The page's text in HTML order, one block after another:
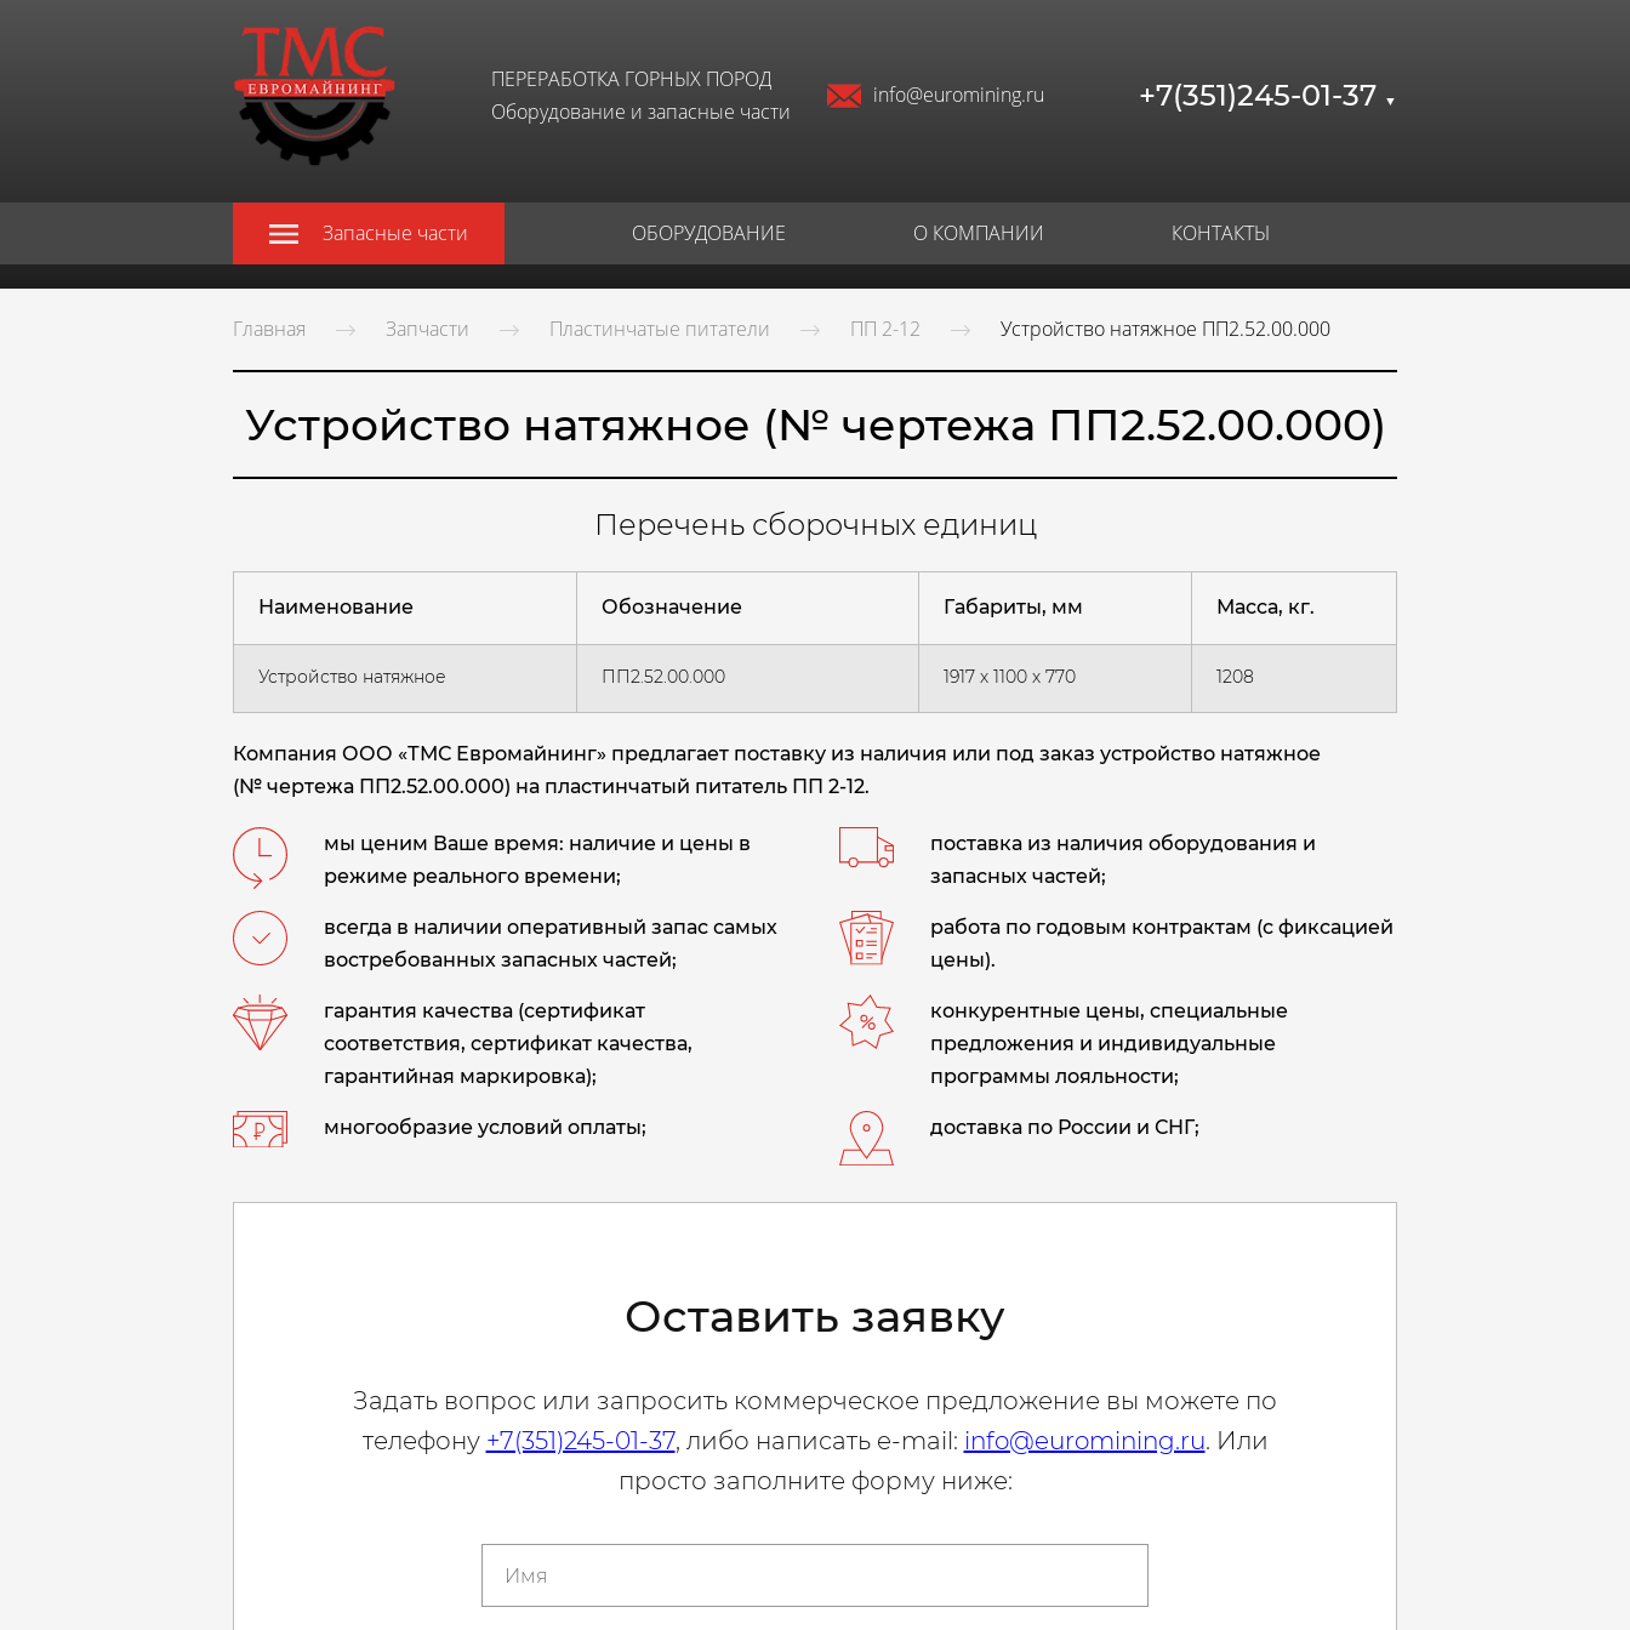
ПЕРЕРАБОТКА ГОРНЫХ ПОРОД
Оборудование и запасные части
info@euromining.ru +7(351)245-01-37 ▼
Запасные части ОБОРУДОВАНИЕ О КОМПАНИИ КОНТАКТЫ
Главная Запчасти Пластинчатые питатели ПП 2-12 Устройство натяжное ПП2.52.00.000
Устройство натяжное (№ чертежа ПП2.52.00.000)
Перечень сборочных единиц
Наименование Обозначение Габариты, мм Масса, кг.
Устройство натяжное ПП2.52.00.000 1917 х 1100 х 770 1208
Компания ООО «ТМС Евромайнинг» предлагает поставку из наличия или под заказ устройство натяжное
(№ чертежа ПП2.52.00.000) на пластинчатый питатель ПП 2-12.
мы ценим Ваше время: наличие и цены в
режиме реального времени;
поставка из наличия оборудования и
запасных частей;
всегда в наличии оперативный запас самых
востребованных запасных частей;
работа по годовым контрактам (с фиксацией
цены).
гарантия качества (сертификат
соответствия, сертификат качества,
гарантийная маркировка);
конкурентные цены, специальные
предложения и индивидуальные
программы лояльности;
многообразие условий оплаты; доставка по России и СНГ;
Оставить заявку
Задать вопрос или запросить коммерческое предложение вы можете по
телефону +7(351)245-01-37, либо написать e-mail: info@euromining.ru. Или
просто заполните форму ниже: